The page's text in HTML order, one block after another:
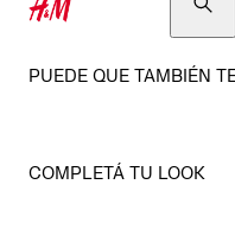
PUEDE QUE TAMBIÉN
COMPLETÁ TU LOOK